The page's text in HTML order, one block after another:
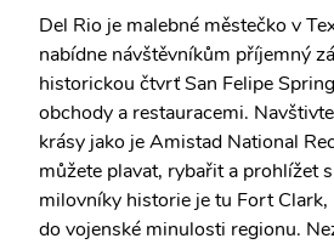
Del Rio je malebné městečko v
nabídne návštěvníkům příjemný
historickou čtvrť San Felipe
obchody a restauracemi.
krásy jako je Amistad National
můžete plavat, rybařit a prohlížet
milovníky historie je tu Fort
do vojenské minulosti regionu.